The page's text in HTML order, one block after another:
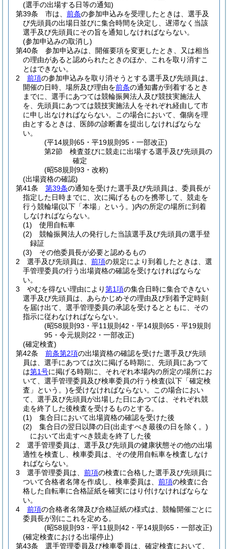
(選手の出場する日等の通知)
第39条
市は、 前条の参加申込みを受理したときは、選手及
び先頭員の出場日並びに集合時間を決定し、遅滞なく当該
選手及び先頭員にその旨を通知しなければならない。
(参加申込みの取消し)
第40条
参加申込みは、開催要項を変更したとき、又は相当
の理由があると認められたときのほか、これを取り消すこ
とはできない。
2
前項の参加申込みを取り消そうとする選手及び先頭員は、
開催の日時、場所及び理由を前条の通知書が到着するとき
までに、選手にあつては競輪振興法人及び競技実施法人
を、先頭員にあつては競技実施法人をそれぞれ経由して市
に申し出なければならない。
この場合において、傷病を理
由とするときは、医師の診断書を提出しなければならな
い。
(平14規則65・平19規則95・一部改正)
第2節
検査並びに競走に出場する選手及び先頭員の
確定
(昭58規則93・改称)
(出場資格の確認)
第41条
第39条の通知を受けた選手及び先頭員は、委員長が
指定した日時までに、次に掲げるものを携帯して、競走を
行う競輪場(以下「本場」という。)内の所定の場所に到着
しなければならない。
(1)
使用自転車
(2)
競輪振興法人の発行した当該選手及び先頭員の選手登
録証
(3)
その他委員長が必要と認めるもの
2
選手及び先頭員は、 前項の規定により到着したときは、選
手管理委員の行う出場資格の確認を受けなければならな
い。
3
やむを得ない理由により第1項の集合日時に集合できない
選手及び先頭員は、あらかじめその理由及び到着予定時刻
を届け出て、選手管理委員の承認を受けるとともに、その
指示に従わなければならない。
(昭58規則93・平11規則42・平14規則65・平19規則
95・令元規則22・一部改正)
(確定検査)
第42条
前条第2項の出場資格の確認を受けた選手及び先頭
員は、選手にあつては次に掲げる時期に、先頭員にあつて
は第1号に掲げる時期に、それぞれ本場内の所定の場所にお
いて、選手管理委員及び検車委員の行う検査(以下「確定検
査」という。)を受けなければならない。
この場合におい
て、選手及び先頭員が出場した日にあつては、それぞれ競
走を終了した後検査を受けるものとする。
(1)
集合日において出場資格の確認を受けた後
(2)
集合日の翌日以降の日(出走すべき最後の日を除く。)
において出走すべき競走を終了した後
2
選手管理委員は、選手及び先頭員の健康状態その他の出場
適性を検査し、検車委員は、その使用自転車を検査しなけ
ればならない。
3
選手管理委員は、 前項の検査に合格した選手及び先頭員に
ついて合格者名簿を作成し、検車委員は、 前項の検査に合
格した自転車に合格証紙を確実にはり付けなければならな
い。
4
前項の合格者名簿及び合格証紙の様式は、競輪開催ごとに
委員長が別にこれを定める。
(昭58規則93・平11規則42・平14規則65・一部改正)
(確定検査における出場停止)
第43条
選手管理委員及び検車委員は、確定検査において、